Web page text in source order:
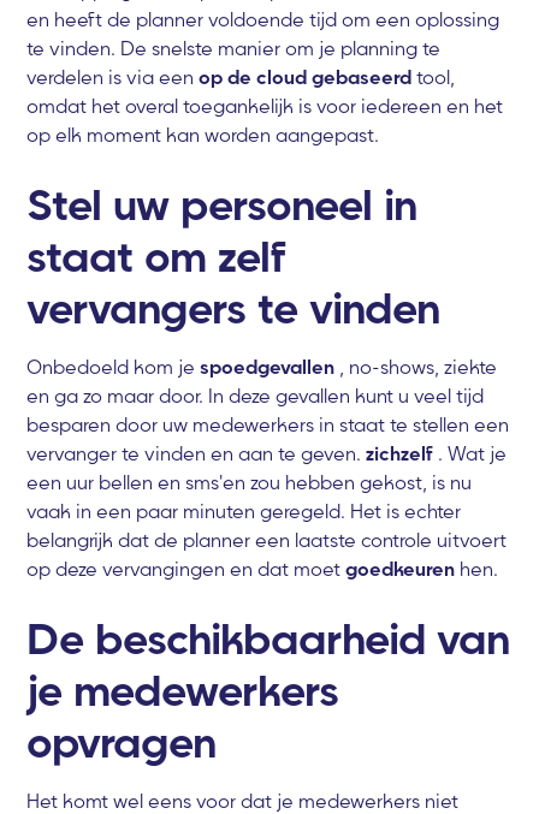
en heeft de planner voldoende tijd om een oplossing
te vinden. De snelste manier om je planning te
verdelen is via eenop de cloud gebaseerd tool,
omdat het overal toegankelijk is voor iedereen en het
op elk moment kan worden aangepast.
Stel uw personeel in
staat om zelf
vervangers te vinden
Onbedoeld kom jespoedgevallen , no-shows, ziekte
en ga zo maar door. In deze gevallen kunt u veel tijd
besparen door uw medewerkers in staat te stellen een
vervanger te vinden en aan te geven.zichzelf . Wat je
een uur bellen en sms'en zou hebben gekost, is nu
vaak in een paar minuten geregeld. Het is echter
belangrijk dat de planner een laatste controle uitvoert
op deze vervangingen en dat moetgoedkeuren hen.
De beschikbaarheid van
je medewerkers
opvragen
Het komt wel eens voor dat je medewerkers niet